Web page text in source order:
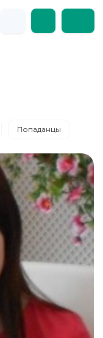
Попаданцы